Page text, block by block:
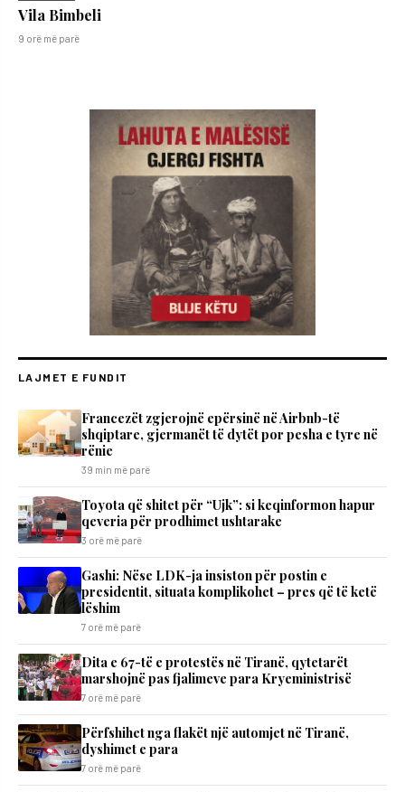
Vila Bimbeli
9 orë më parë
LAJMET E FUNDIT
Francezët zgjerojnë epërsinë në Airbnb-të
shqiptare, gjermanët të dytët por pesha e tyre në
rënie
39 min më parë
Toyota që shitet për “Ujk”: si keqinformon hapur
qeveria për prodhimet ushtarake
3 orë më parë
Gashi: Nëse LDK-ja insiston për postin e
presidentit, situata komplikohet – pres që të ketë
lëshim
7 orë më parë
Dita e 67-të e protestës në Tiranë, qytetarët
marshojnë pas fjalimeve para Kryeministrisë
7 orë më parë
Përfshihet nga flakët një automjet në Tiranë,
dyshimet e para
7 orë më parë